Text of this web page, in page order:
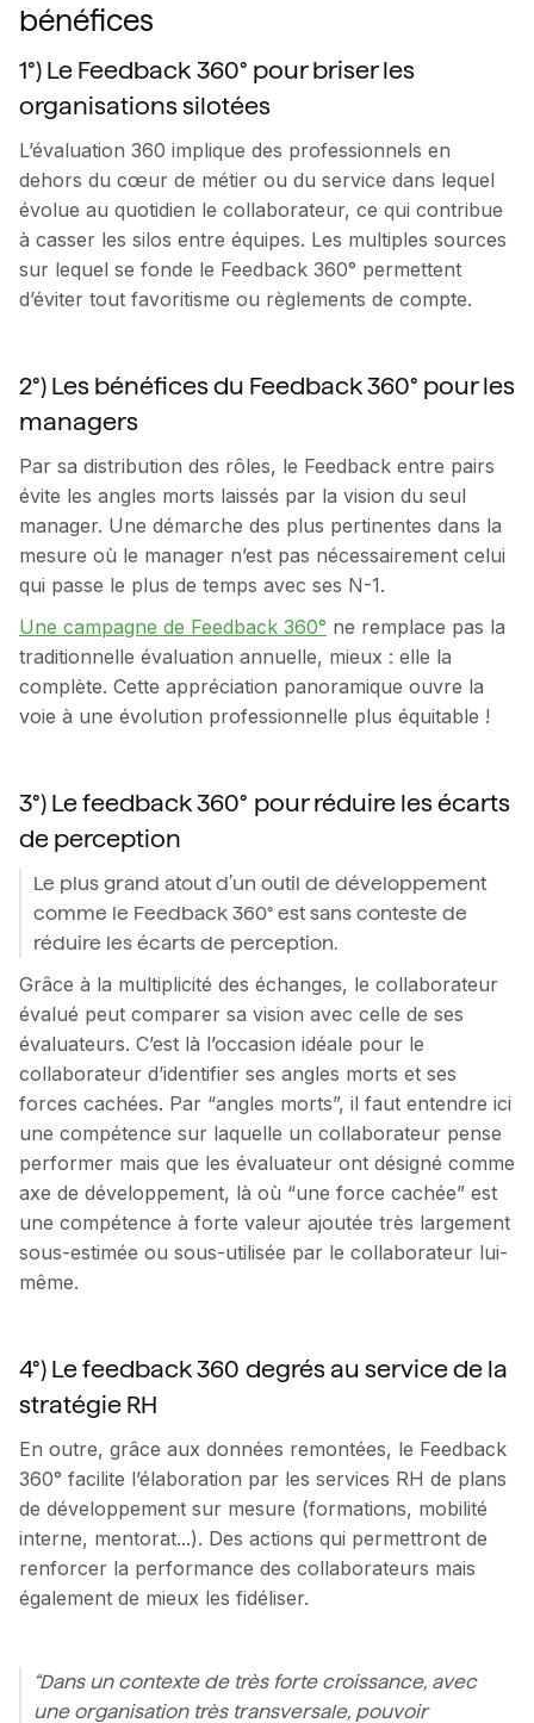
bénéfices
1°) Le Feedback 360° pour briser les
organisations silotées
L’évaluation 360 implique des professionnels en
dehors du cœur de métier ou du service dans lequel
évolue au quotidien le collaborateur, ce qui contribue
à casser les silos entre équipes. Les multiples sources
sur lequel se fonde le Feedback 360° permettent
d’éviter tout favoritisme ou règlements de compte.
2°) Les bénéfices du Feedback 360° pour les
managers
Par sa distribution des rôles, le Feedback entre pairs
évite les angles morts laissés par la vision du seul
manager. Une démarche des plus pertinentes dans la
mesure où le manager n’est pas nécessairement celui
qui passe le plus de temps avec ses N-1.
Une campagne de Feedback 360° ne remplace pas la
traditionnelle évaluation annuelle, mieux : elle la
complète. Cette appréciation panoramique ouvre la
voie à une évolution professionnelle plus équitable !
3°) Le feedback 360° pour réduire les écarts
de perception
Le plus grand atout d’un outil de développement
comme le Feedback 360° est sans conteste de
réduire les écarts de perception.
Grâce à la multiplicité des échanges, le collaborateur
évalué peut comparer sa vision avec celle de ses
évaluateurs. C’est là l’occasion idéale pour le
collaborateur d’identifier ses angles morts et ses
forces cachées. Par “angles morts”, il faut entendre ici
une compétence sur laquelle un collaborateur pense
performer mais que les évaluateur ont désigné comme
axe de développement, là où “une force cachée” est
une compétence à forte valeur ajoutée très largement
sous-estimée ou sous-utilisée par le collaborateur lui-
même.
4°) Le feedback 360 degrés au service de la
stratégie RH
En outre, grâce aux données remontées, le Feedback
360° facilite l’élaboration par les services RH de plans
de développement sur mesure (formations, mobilité
interne, mentorat...). Des actions qui permettront de
renforcer la performance des collaborateurs mais
également de mieux les fidéliser.
“Dans un contexte de très forte croissance, avec
une organisation très transversale, pouvoir